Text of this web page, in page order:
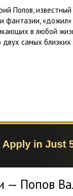
Попов,
фантазии,
в любой
самых
— Попов